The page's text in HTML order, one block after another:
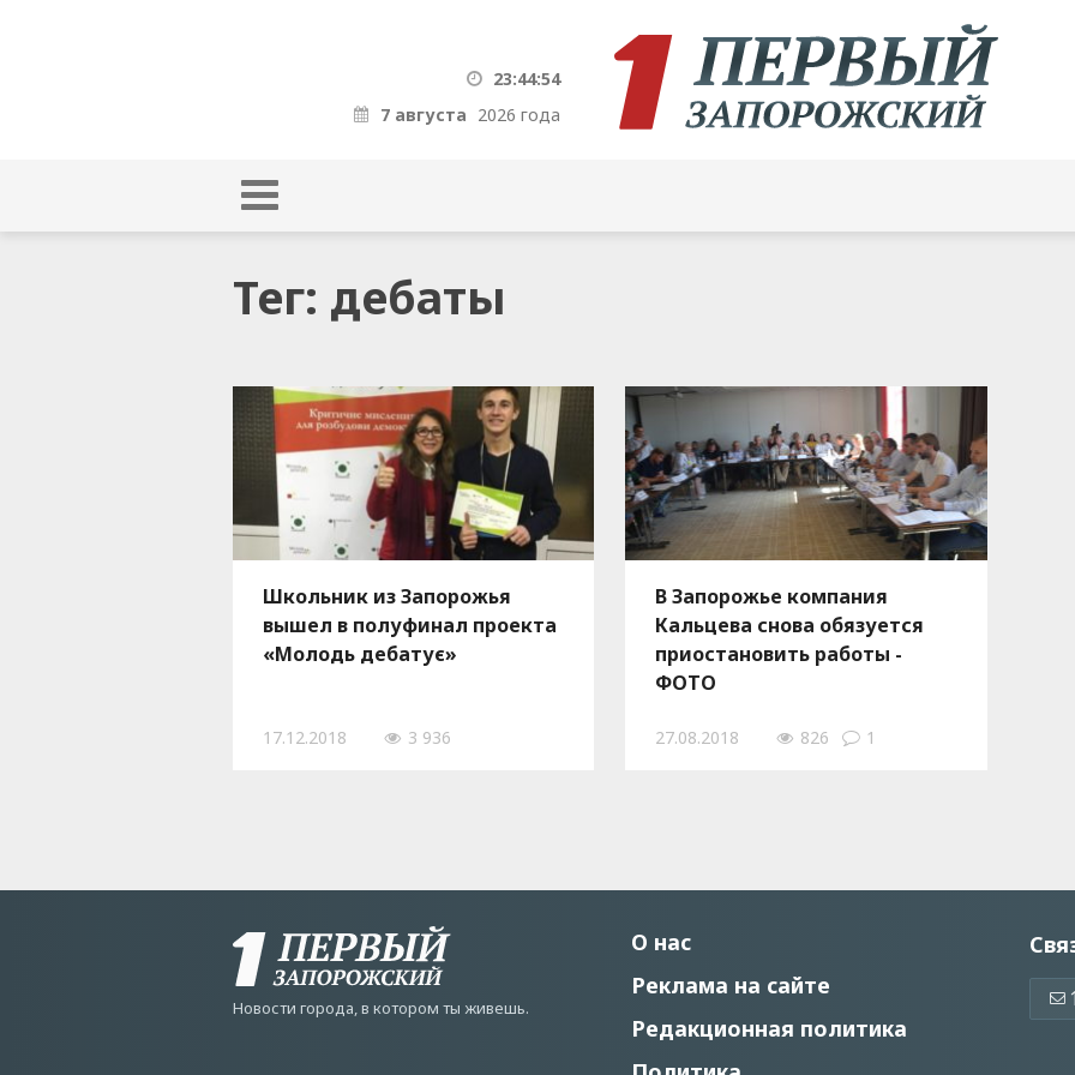
23:44:54
7 августа 2026 года
Тег: дебаты
Школьник из Запорожья
вышел в полуфинал проекта
«Молодь дебатує»
17.12.2018 3 936
В Запорожье компания
Кальцева снова обязуется
приостановить работы -
ФОТО
27.08.2018 826 1
Новости города, в котором ты живешь.
О нас
Реклама на сайте
Редакционная политика